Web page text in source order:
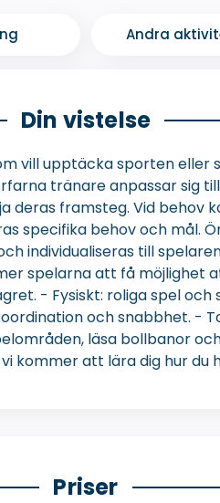
Andra
Din vistelse
vill upptäcka sporten eller
tränare anpassar sig
deras framsteg. Vid behov
specifika behov och mål.
individualiseras till
spelarna att få möjlighet
- Fysiskt: roliga spel
och snabbhet. -
läsa bollbanor
kommer att lära dig hur du
Priser